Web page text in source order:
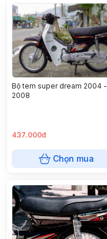
Bộ tem super dream 2004 -
2008
437.000đ
Chọn mua